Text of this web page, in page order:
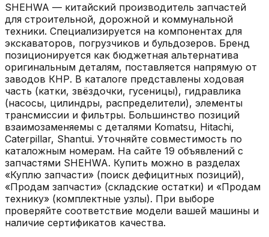
SHEHWA — китайский производитель запчастей
для строительной, дорожной и коммунальной
техники. Специализируется на компонентах для
экскаваторов, погрузчиков и бульдозеров. Бренд
позиционируется как бюджетная альтернатива
оригинальным деталям, поставляется напрямую от
заводов КНР. В каталоге представлены ходовая
часть (катки, звёздочки, гусеницы), гидравлика
(насосы, цилиндры, распределители), элементы
трансмиссии и фильтры. Большинство позиций
взаимозаменяемы с деталями Komatsu, Hitachi,
Caterpillar, Shantui. Уточняйте совместимость по
каталожным номерам. На сайте 19 объявлений с
запчастями SHEHWA. Купить можно в разделах
«Куплю запчасти» (поиск дефицитных позиций),
«Продам запчасти» (складские остатки) и «Продам
технику» (комплектные узлы). При выборе
проверяйте соответствие модели вашей машины и
наличие сертификатов качества.